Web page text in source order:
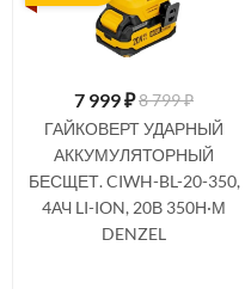
7 999₽8 799 ₽
ГАЙКОВЕРТ УДАРНЫЙ
АККУМУЛЯТОРНЫЙ
БЕСЩЕТ. CIWH-BL-20-350,
4АЧ LI-ION, 20В 350Н·М
DENZEL